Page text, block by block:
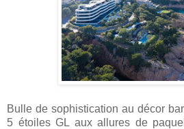
Bulle de sophistication au décor
5 étoiles GL aux allures de